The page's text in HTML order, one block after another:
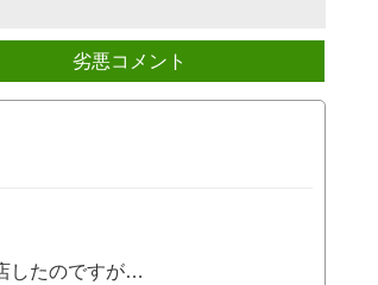
劣悪コメント
したのですが…